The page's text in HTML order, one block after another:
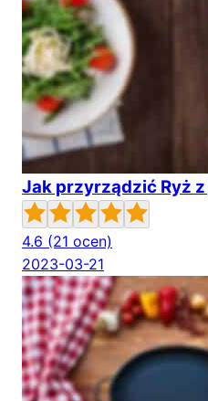
Jak przyrządzić Ryż z
4.6 (21 ocen)
2023-03-21